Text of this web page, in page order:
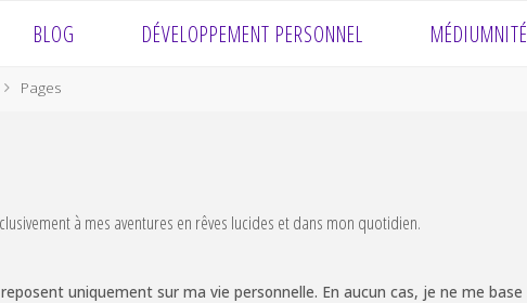
BLOG DÉVELOPPEMENT PERSONNEL MÉDIUMNITÉ
Pages
à mes aventures en rêves lucides et dans mon quotidien.
uniquement sur ma vie personnelle. En aucun cas, je ne me